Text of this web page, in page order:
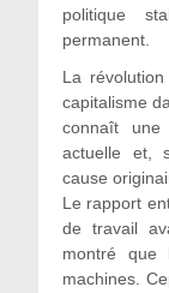
politique
permanent.
La
capitalisme
connaît une
actuelle et,
cause
Le rapport
de travail
montré que
machines.